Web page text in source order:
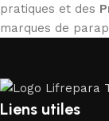
pratiques et des
marques de
Liens utiles